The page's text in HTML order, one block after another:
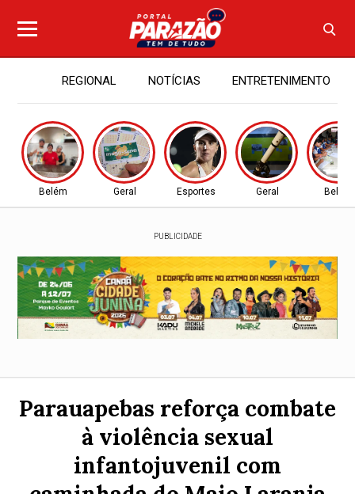
REGIONAL NOTÍCIAS ENTRETENIMENTO
Belém Geral Esportes Geral Belém
PUBLICIDADE
Parauapebas reforça combate
à violência sexual
infantojuvenil com